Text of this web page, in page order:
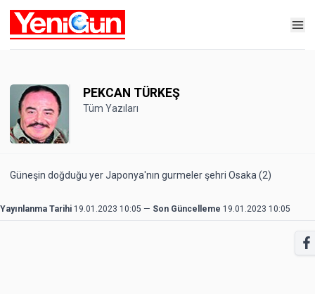
PEKCAN TÜRKEŞ
Tüm Yazıları
Güneşin doğduğu yer Japonya'nın gurmeler şehri Osaka (2)
Yayınlanma Tarihi 19.01.2023 10:05 — Son Güncelleme 19.01.2023 10:05